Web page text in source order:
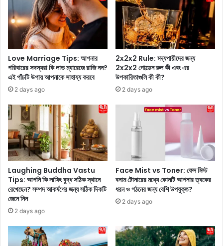
স্বা
স্থ্য
স
হ
কে
ন
গু
রু
ত্ব
পূ
জা
নে
ন
?
না
জা
ন
লে
খ
রা
ন
বৃ
ল
ল্যা
ন্ড
ভা
ত
কে
৫
রা
নে
হা
রা
ল
Love Marriage Tips: আপনার
পরিবারের সদস্যরা কি লাভ ম্যারেজে রাজি নন?
এই পাঁচটি উপায় আপনাকে সাহায্য করবে
2 days ago
2x2x2 Rule: মদ্যপায়ীদের জন্য
2x2x2 গোল্ডেন রুল কী এবং এর
উপকারিতাগুলি কী কী?
2 days ago
Laughing Buddha Vastu
Tips: আপনি কি লাফিং বুদ্ধ সঠিক স্থানে
রেখেছেন? সম্পদ আকর্ষণের জন্য সঠিক দিকটি
জেনে নিন
2 days ago
Face Mist vs Toner: ফেস মিস্ট
বনাম টোনারের মধ্যে কোনটি আপনার ত্বকের
ধরন ও গঠনের জন্য বেশি উপযুক্ত?
2 days ago